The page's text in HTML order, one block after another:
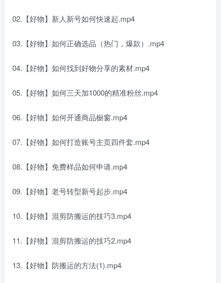
02.【好物】新人新号如何快速起.mp4
03.【好物】如何正确选品（热门，爆款）.mp4
04.【好物】如何找到好物分享的素材.mp4
05.【好物】如何三天加1000的精准粉丝.mp4
06.【好物】如何开通商品橱窗.mp4
07.【好物】如何打造账号主页四件套.mp4
08.【好物】免费样品如何申请.mp4
09.【好物】老号转型新号起步.mp4
10.【好物】混剪防搬运的技巧3.mp4
11.【好物】混剪防搬运的技巧2.mp4
13.【好物】防搬运的方法(1).mp4